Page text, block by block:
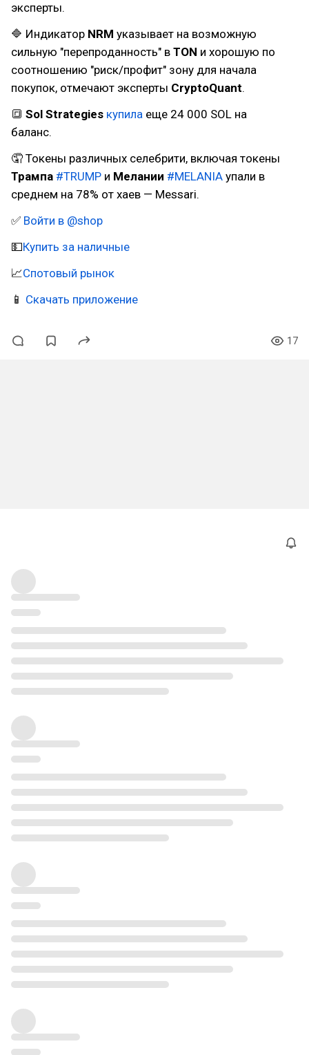
эксперты.
🔷 Индикатор NRM указывает на возможную
сильную "перепроданность" в TON и хорошую по
соотношению "риск/профит" зону для начала
покупок, отмечают эксперты CryptoQuant.
🔳 Sol Strategies купила еще 24 000 SOL на
баланс.
🤦 Токены различных селебрити, включая токены
Трампа #TRUMP и Мелании #MELANIA упали в
среднем на 78% от хаев — Messari.
✅ Войти в @shop
💵Купить за наличные
📈Спотовый рынок
📱 Скачать приложение
17